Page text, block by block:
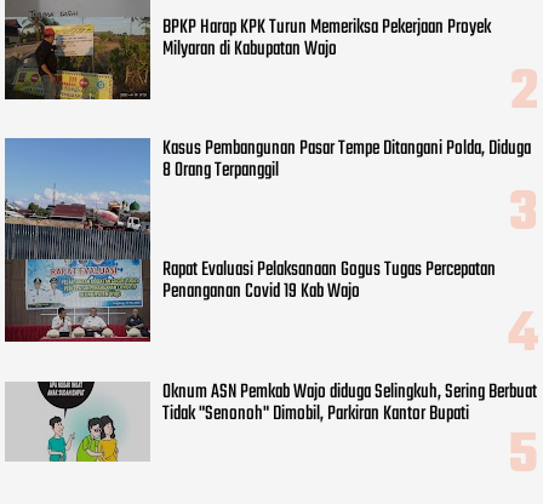
BPKP Harap KPK Turun Memeriksa Pekerjaan Proyek
Milyaran di Kabupatan Wajo
Kasus Pembangunan Pasar Tempe Ditangani Polda, Diduga
8 Orang Terpanggil
Rapat Evaluasi Pelaksanaan Gogus Tugas Percepatan
Penanganan Covid 19 Kab Wajo
Oknum ASN Pemkab Wajo diduga Selingkuh, Sering Berbuat
Tidak "Senonoh" Dimobil, Parkiran Kantor Bupati